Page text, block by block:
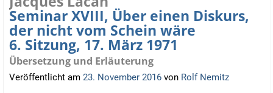
Seminar XVIII, Über einen Diskurs,
der nicht vom Schein wäre
6. Sitzung, 17. März 1971
Übersetzung und Erläuterung
Veröffentlicht am 23. November 2016 von Rolf Nemitz